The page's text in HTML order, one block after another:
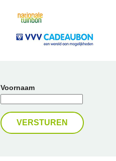
Voornaam